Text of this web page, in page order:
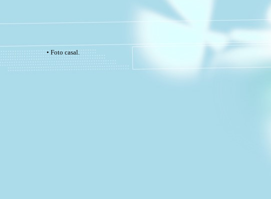
• Foto casal.